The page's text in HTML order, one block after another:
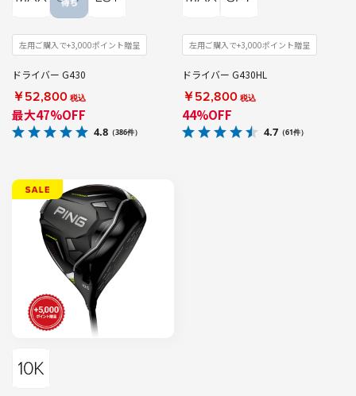
左用ご購入で+3,000ポイント贈呈
ドライバー G430
￥52,800 税込
最大47%OFF
4.8 （386件）
左用ご購入で+3,000ポイント贈呈
ドライバー G430HL
￥52,800 税込
44%OFF
4.7 （61件）